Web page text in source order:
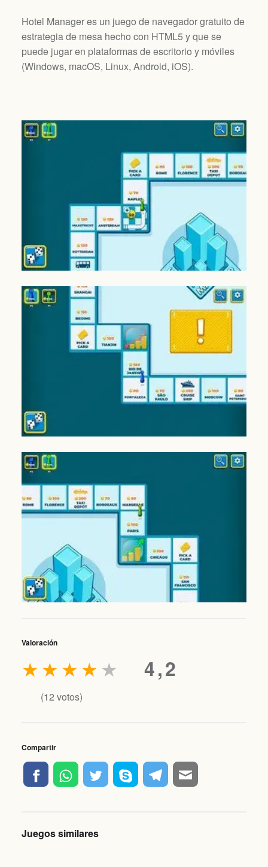
Hotel Manager es un juego de navegador gratuito de
estrategia de mesa hecho con HTML5 y que se
puede jugar en plataformas de escritorio y móviles
(Windows, macOS, Linux, Android, iOS).
Valoración
4,2
★
★
★
★
★
(12 votos)
Compartir
Juegos similares